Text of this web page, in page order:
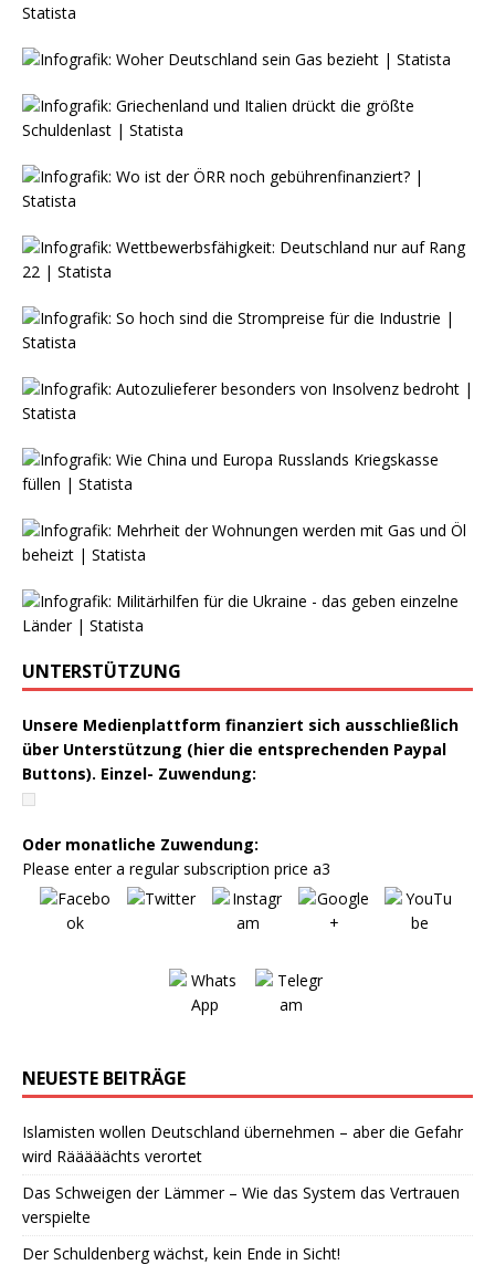
UNTERSTÜTZUNG
Unsere Medienplattform finanziert sich ausschließlich
über Unterstützung (hier die entsprechenden Paypal
Buttons). Einzel- Zuwendung:
Oder monatliche Zuwendung:
Please enter a regular subscription price a3
NEUESTE BEITRÄGE
Islamisten wollen Deutschland übernehmen – aber die Gefahr
wird Rääääächts verortet
Das Schweigen der Lämmer – Wie das System das Vertrauen
verspielte
Der Schuldenberg wächst, kein Ende in Sicht!